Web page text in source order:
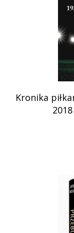
Kronika